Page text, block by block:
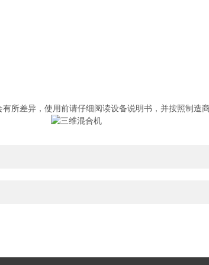
差异，使用前请仔细阅读设备说明书，并按照制造商